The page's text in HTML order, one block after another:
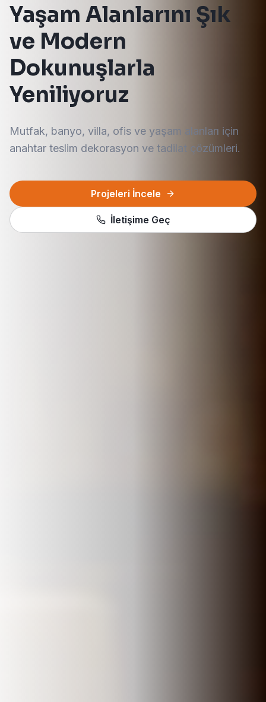
Yaşam Alanlarını Şık
ve Modern
Dokunuşlarla
Yeniliyoruz
Mutfak, banyo, villa, ofis ve yaşam alanları için
anahtar teslim dekorasyon ve tadilat çözümleri.
Projeleri İncele
İletişime Geç